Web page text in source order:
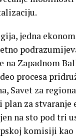
jedna
na Zapadnom
procesa
Savet za
za stvaranje
na sto pod tri
komisiji